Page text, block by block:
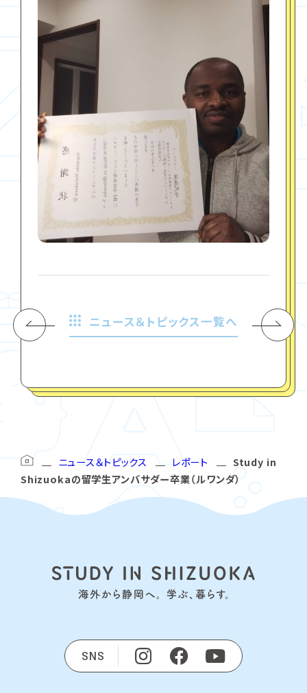
ニュース＆トピックス一覧へ
ニュース＆トピックス レポート
Study in
Shizuokaの留学生アンバサダー卒業（ルワンダ）
SNS